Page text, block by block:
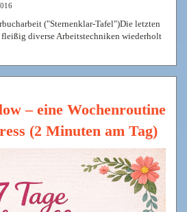
("Sternenklar-Tafel")Die letzten
fleißig diverse Arbeitstechniken wiederholt
– eine Wochenroutine
(2 Minuten am Tag)